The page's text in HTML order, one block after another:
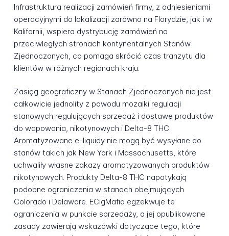
Infrastruktura realizacji zamówień firmy, z odniesieniami
operacyjnymi do lokalizacji zarówno na Florydzie, jak i w
Kalifornii, wspiera dystrybucję zamówień na
przeciwległych stronach kontynentalnych Stanów
Zjednoczonych, co pomaga skrócić czas tranzytu dla
klientów w różnych regionach kraju.
Zasięg geograficzny w Stanach Zjednoczonych nie jest
całkowicie jednolity z powodu mozaiki regulacji
stanowych regulujących sprzedaż i dostawę produktów
do wapowania, nikotynowych i Delta-8 THC.
Aromatyzowane e-liquidy nie mogą być wysyłane do
stanów takich jak New York i Massachusetts, które
uchwaliły własne zakazy aromatyzowanych produktów
nikotynowych. Produkty Delta-8 THC napotykają
podobne ograniczenia w stanach obejmujących
Colorado i Delaware. ECigMafia egzekwuje te
ograniczenia w punkcie sprzedaży, a jej opublikowane
zasady zawierają wskazówki dotyczące tego, które